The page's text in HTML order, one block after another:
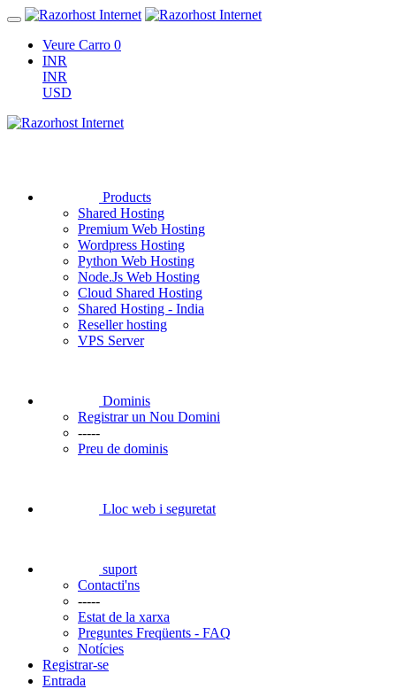
Veure Carro 0
INR
INR
USD
Products
Shared Hosting
Premium Web Hosting
Wordpress Hosting
Python Web Hosting
Node.Js Web Hosting
Cloud Shared Hosting
Shared Hosting - India
Reseller hosting
VPS Server
Dominis
Registrar un Nou Domini
-----
Preu de dominis
Lloc web i seguretat
suport
Contacti'ns
-----
Estat de la xarxa
Preguntes Freqüents - FAQ
Notícies
Registrar-se
Entrada